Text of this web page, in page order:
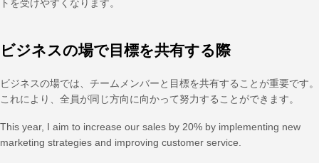
トを受けやすくなります。
ビジネスの場で目標を共有する際
ビジネスの場では、チームメンバーと目標を共有することが重要です。
これにより、全員が同じ方向に向かって努力することができます。
This year, I aim to increase our sales by 20% by implementing new
marketing strategies and improving customer service.